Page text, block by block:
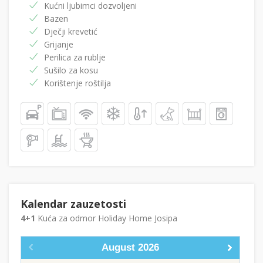
Kućni ljubimci dozvoljeni
Bazen
Dječji krevetić
Grijanje
Perilica za rublje
Sušilo za kosu
Korištenje roštilja
Kalendar zauzetosti
4+1 Kuća za odmor Holiday Home Josipa
August 2026